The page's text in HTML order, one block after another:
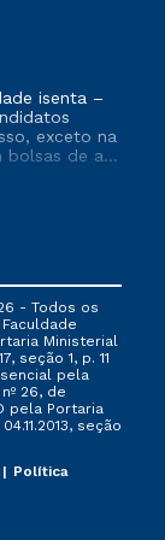
isenta –
exceto na
bolsas de até
ou não
em uma
e
- Todos os
Ministerial
seção 1, p. 11
​pela
26, de
pela Portaria
seção
Política